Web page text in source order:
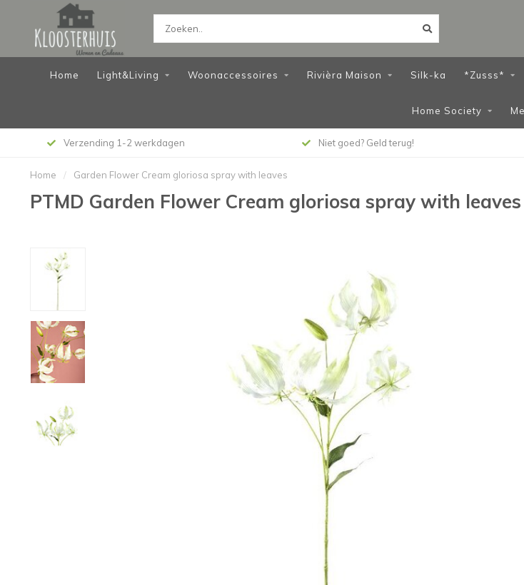
Home Light&Living Woonaccessoires Rivièra Maison Silk-ka *Zusss*
Home Society
Verzending 1-2 werkdagen Niet goed? Geld terug!
Home / Garden Flower Cream gloriosa spray with leaves
PTMD Garden Flower Cream gloriosa spray with leaves